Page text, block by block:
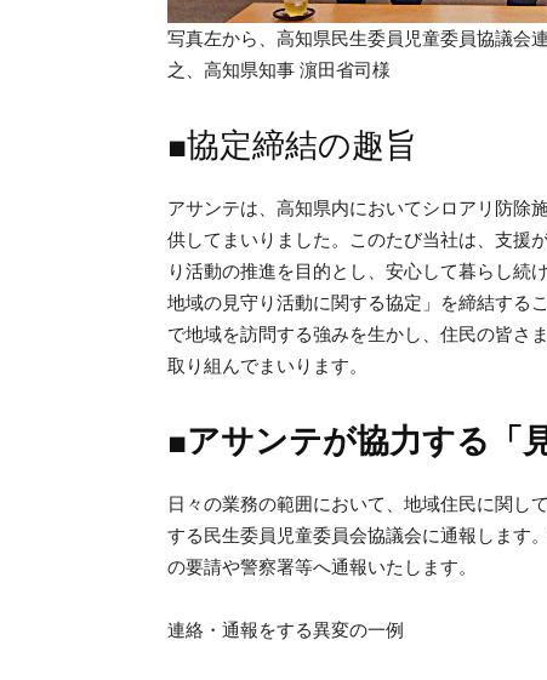
写真左から、高知県民生委員児童委員協議会
之、高知県知事 濵田省司様
■協定締結の趣旨
アサンテは、高知県内においてシロアリ防除
供してまいりました。このたび当社は、支援
り活動の推進を目的とし、安心して暮らし続
地域の見守り活動に関する協定」を締結する
で地域を訪問する強みを生かし、住民の皆さ
取り組んでまいります。
■アサンテが協力する「
日々の業務の範囲において、地域住民に関し
する民生委員児童委員会協議会に通報します
の要請や警察署等へ通報いたします。
連絡・通報をする異変の一例